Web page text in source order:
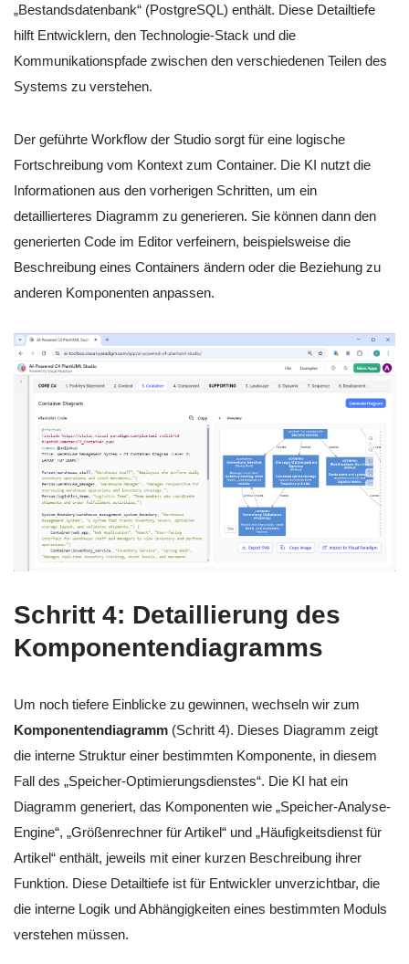
„Bestandsdatenbank“ (PostgreSQL) enthält. Diese Detailtiefe
hilft Entwicklern, den Technologie-Stack und die
Kommunikationspfade zwischen den verschiedenen Teilen des
Systems zu verstehen.
Der geführte Workflow der Studio sorgt für eine logische
Fortschreibung vom Kontext zum Container. Die KI nutzt die
Informationen aus den vorherigen Schritten, um ein
detaillierteres Diagramm zu generieren. Sie können dann den
generierten Code im Editor verfeinern, beispielsweise die
Beschreibung eines Containers ändern oder die Beziehung zu
anderen Komponenten anpassen.
Schritt 4: Detaillierung des
Komponentendiagramms
Um noch tiefere Einblicke zu gewinnen, wechseln wir zum
Komponentendiagramm (Schritt 4). Dieses Diagramm zeigt
die interne Struktur einer bestimmten Komponente, in diesem
Fall des „Speicher-Optimierungsdienstes“. Die KI hat ein
Diagramm generiert, das Komponenten wie „Speicher-Analyse-
Engine“, „Größenrechner für Artikel“ und „Häufigkeitsdienst für
Artikel“ enthält, jeweils mit einer kurzen Beschreibung ihrer
Funktion. Diese Detailtiefe ist für Entwickler unverzichtbar, die
die interne Logik und Abhängigkeiten eines bestimmten Moduls
verstehen müssen.